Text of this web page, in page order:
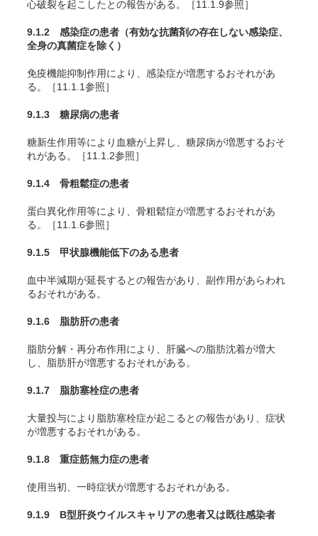
心破裂を起こしたとの報告がある。［11.1.9参照］
9.1.2 感染症の患者（有効な抗菌剤の存在しない感染症、
全身の真菌症を除く）
免疫機能抑制作用により、感染症が増悪するおそれがあ
る。［11.1.1参照］
9.1.3 糖尿病の患者
糖新生作用等により血糖が上昇し、糖尿病が増悪するおそ
れがある。［11.1.2参照］
9.1.4 骨粗鬆症の患者
蛋白異化作用等により、骨粗鬆症が増悪するおそれがあ
る。［11.1.6参照］
9.1.5 甲状腺機能低下のある患者
血中半減期が延長するとの報告があり、副作用があらわれ
るおそれがある。
9.1.6 脂肪肝の患者
脂肪分解・再分布作用により、肝臓への脂肪沈着が増大
し、脂肪肝が増悪するおそれがある。
9.1.7 脂肪塞栓症の患者
大量投与により脂肪塞栓症が起こるとの報告があり、症状
が増悪するおそれがある。
9.1.8 重症筋無力症の患者
使用当初、一時症状が増悪するおそれがある。
9.1.9 B型肝炎ウイルスキャリアの患者又は既往感染者